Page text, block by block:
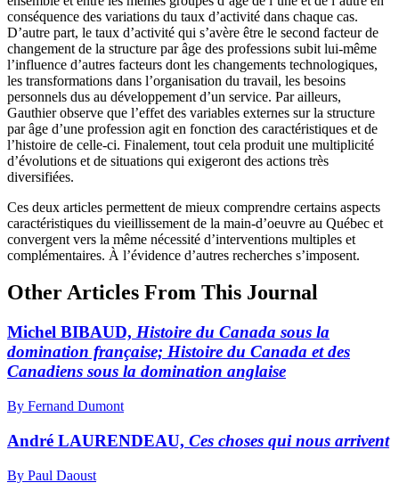
conséquence des variations du taux d’activité dans chaque cas.
D’autre part, le taux d’activité qui s’avère être le second facteur de
changement de la structure par âge des professions subit lui-même
l’influence d’autres facteurs dont les changements technologiques,
les transformations dans l’organisation du travail, les besoins
personnels dus au développement d’un service. Par ailleurs,
Gauthier observe que l’effet des variables externes sur la structure
par âge d’une profession agit en fonction des caractéristiques et de
l’histoire de celle-ci. Finalement, tout cela produit une multiplicité
d’évolutions et de situations qui exigeront des actions très
diversifiées.
Ces deux articles permettent de mieux comprendre certains aspects
caractéristiques du vieillissement de la main-d’oeuvre au Québec et
convergent vers la même nécessité d’interventions multiples et
complémentaires. À l’évidence d’autres recherches s’imposent.
Other Articles From This Journal
Michel BIBAUD, Histoire du Canada sous la
domination française; Histoire du Canada et des
Canadiens sous la domination anglaise
By Fernand Dumont
André LAURENDEAU, Ces choses qui nous arrivent
By Paul Daoust